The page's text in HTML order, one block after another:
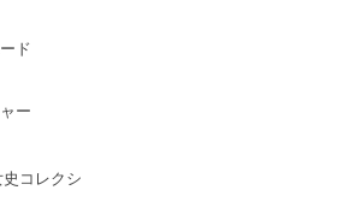
ド
ー
コレクシ